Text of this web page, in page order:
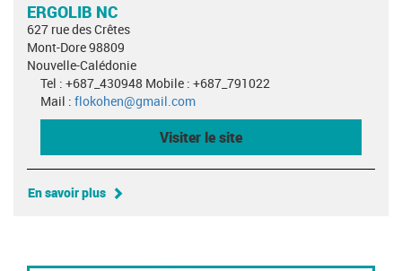
ERGOLIB NC
627 rue des Crêtes
Mont-Dore 98809
Nouvelle-Calédonie
Tel : +687_430948 Mobile : +687_791022
Mail : flokohen@gmail.com
Visiter le site
En savoir plus